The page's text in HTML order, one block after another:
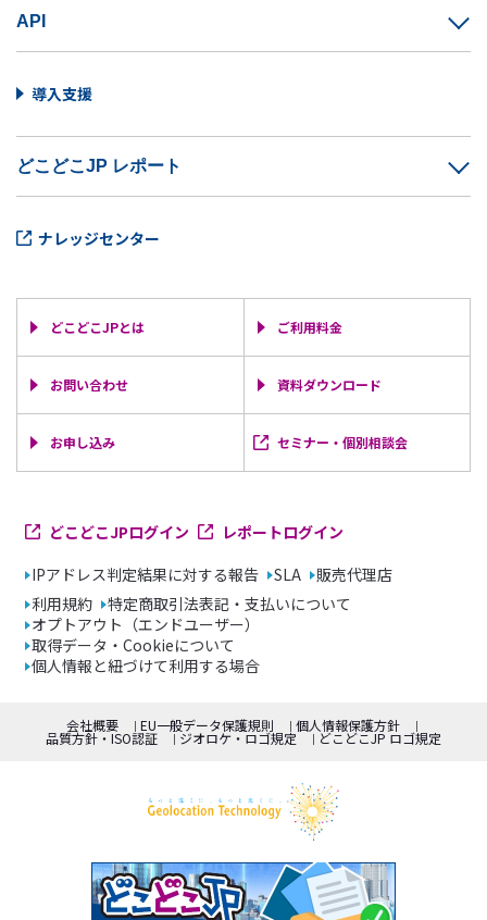
API
導入支援
どこどこJP レポート
ナレッジセンター
どこどこJPとは ご利用料金
お問い合わせ 資料ダウンロード
お申し込み セミナー・個別相談会
どこどこJPログイン
レポートログイン
IPアドレス判定結果に対する報告
SLA
販売代理店
利用規約
特定商取引法表記・支払いについて
オプトアウト（エンドユーザー）
取得データ・Cookieについて
個人情報と紐づけて利用する場合
会社概要 EU一般データ保護規則 個人情報保護方針
品質方針・ISO認証 ジオロケ・ロゴ規定 どこどこJP ロゴ規定